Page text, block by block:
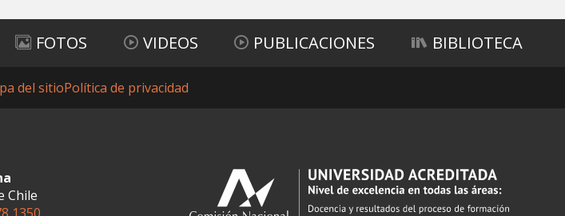
FOTOS VIDEOS PUBLICACIONES BIBLIOTECA
del sitioPolítica de privacidad
Chile